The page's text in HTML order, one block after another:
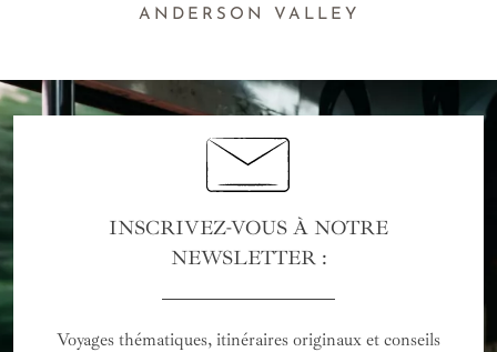
ANDERSON VALLEY
INSCRIVEZ-VOUS À NOTRE
NEWSLETTER :
Voyages thématiques, itinéraires originaux et conseils